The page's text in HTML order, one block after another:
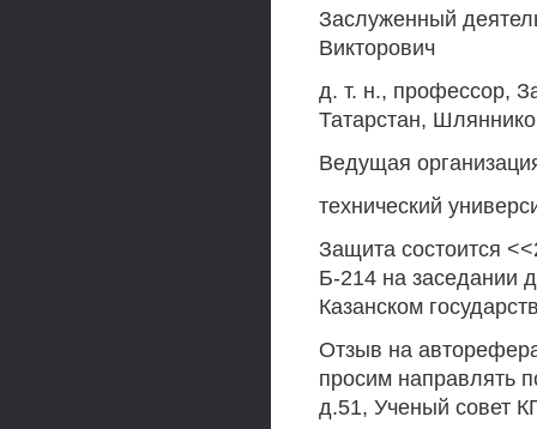
Заслуженный
Викторович
д. т. н., профессор,
Татарстан,
Ведущая
технический
Защита состоится
Б-214 на заседании
Казанском
Отзыв на
просим направлять
д.51, Ученый совет